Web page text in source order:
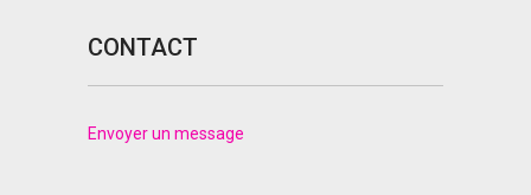
CONTACT
Envoyer un message